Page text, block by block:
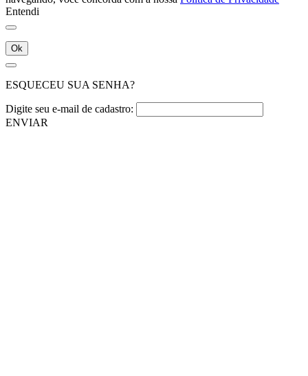
Entendi
Ok
ESQUECEU SUA SENHA?
Digite seu e-mail de cadastro:
ENVIAR